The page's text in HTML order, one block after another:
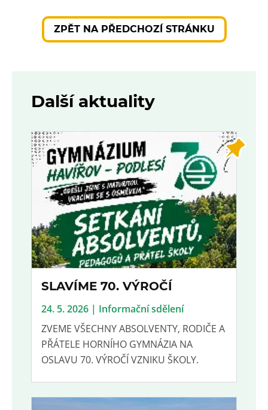
ZPĚT NA PŘEDCHOZÍ STRÁNKU
Další aktuality
SLAVÍME 70. VÝROČÍ
24. 5. 2026 | Informační sdělení
ZVEME VŠECHNY ABSOLVENTY, RODIČE A
PŘÁTELE HORNÍHO GYMNÁZIA NA
OSLAVU 70. VÝROČÍ VZNIKU ŠKOLY.